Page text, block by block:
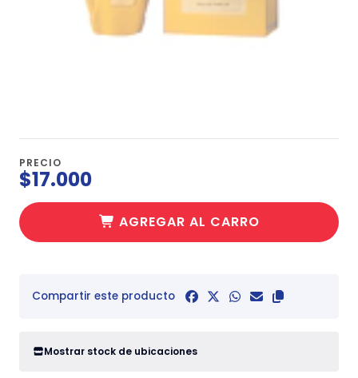
PRECIO
$17.000
AGREGAR AL CARRO
Compartir este producto
Mostrar stock de ubicaciones